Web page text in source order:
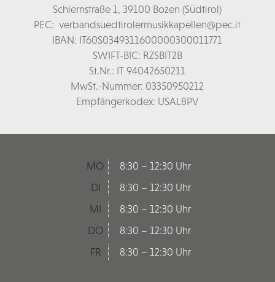
Schlernstraße 1, 39100 Bozen (Südtirol)
PEC: verbandsuedtirolermusikkapellen@pec.it
IBAN: IT60S0349311600000300011771
SWIFT-BIC: RZSBIT2B
St.Nr.: IT 94042650211
MwSt.-Nummer: 03350950212
Empfängerkodex: USAL8PV
MO
8:30 – 12:30 Uhr
DI
8:30 – 12:30 Uhr
MI
8:30 – 12:30 Uhr
DO
8:30 – 12:30 Uhr
FR
8:30 – 12:30 Uhr